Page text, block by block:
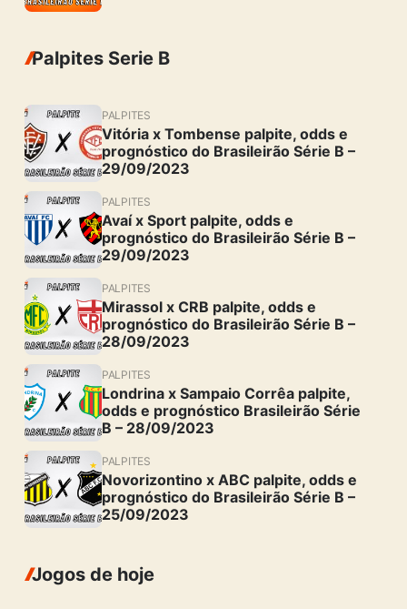
Palpites Serie B
PALPITES
Vitória x Tombense palpite, odds e
prognóstico do Brasileirão Série B –
29/09/2023
PALPITES
Avaí x Sport palpite, odds e
prognóstico do Brasileirão Série B –
29/09/2023
PALPITES
Mirassol x CRB palpite, odds e
prognóstico do Brasileirão Série B –
28/09/2023
PALPITES
Londrina x Sampaio Corrêa palpite,
odds e prognóstico Brasileirão Série
B – 28/09/2023
PALPITES
Novorizontino x ABC palpite, odds e
prognóstico do Brasileirão Série B –
25/09/2023
Jogos de hoje